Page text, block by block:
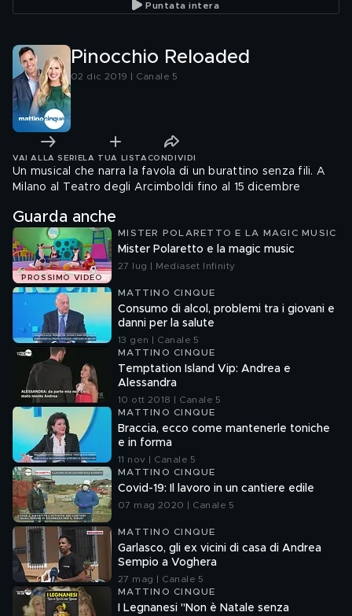
Puntata intera
Pinocchio Reloaded
02 dic 2019 | Canale 5
VAI ALLA SERIE LA TUA LISTA CONDIVIDI
Un musical che narra la favola di un burattino senza fili. A
Milano al Teatro degli Arcimboldi fino al 15 dicembre
Guarda anche
PROSSIMO VIDEO
MISTER POLARETTO E LA MAGIC MUSIC
Mister Polaretto e la magic music
27 lug | Mediaset Infinity
MATTINO CINQUE
Consumo di alcol, problemi tra i giovani e
danni per la salute
13 gen | Canale 5
MATTINO CINQUE
Temptation Island Vip: Andrea e
Alessandra
10 ott 2018 | Canale 5
MATTINO CINQUE
Braccia, ecco come mantenerle toniche
e in forma
11 nov | Canale 5
MATTINO CINQUE
Covid-19: Il lavoro in un cantiere edile
07 mag 2020 | Canale 5
MATTINO CINQUE
Garlasco, gli ex vicini di casa di Andrea
Sempio a Voghera
27 mag | Canale 5
MATTINO CINQUE
I Legnanesi "Non è Natale senza